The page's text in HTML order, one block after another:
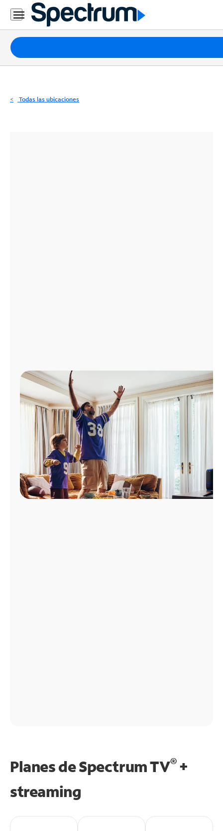
Residencial
Business
Paquetes
Internet
Todas las ubicaciones
Planes de Spectrum TV®+
streaming